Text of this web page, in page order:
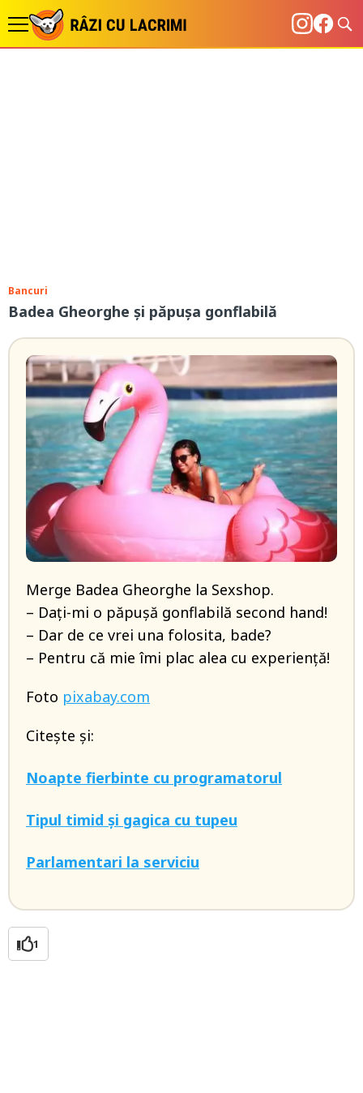
Bancuri
Badea Gheorghe și păpușa gonflabilă
Merge Badea Gheorghe la Sexshop.
– Dați-mi o păpușă gonflabilă second hand!
– Dar de ce vrei una folosita, bade?
– Pentru că mie îmi plac alea cu experiență!
Foto pixabay.com
Citește și:
Noapte fierbinte cu programatorul
Tipul timid și gagica cu tupeu
Parlamentari la serviciu
1